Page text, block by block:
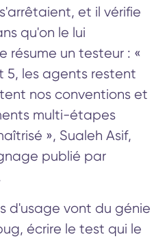
et il vérifie
qu'on le lui
résume un testeur : «
5, les agents restent
nos conventions et
multi-étapes
», Sualeh Asif,
publié par
d'usage vont du génie
écrire le test qui le